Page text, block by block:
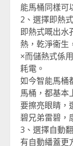
能馬桶同樣可
2、選擇即熱
即熱式嘅出水
熱，乾淨衞生
×而儲熱式係
耗電。
如今智能馬桶
馬桶，都基本
要擦亮眼睛，
碧兄弟雷碧，
3、選擇自動
有自動繙蓋更